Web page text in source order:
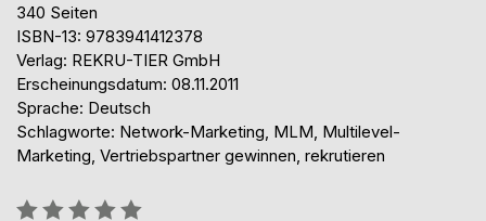
340 Seiten
ISBN-13: 9783941412378
Verlag: REKRU-TIER GmbH
Erscheinungsdatum: 08.11.2011
Sprache: Deutsch
Schlagworte: Network-Marketing, MLM, Multilevel-
Marketing, Vertriebspartner gewinnen, rekrutieren
Bewertung::